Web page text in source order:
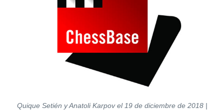
Quique Setién y Anatoli Karpov el 19 de diciembre de 2018 |